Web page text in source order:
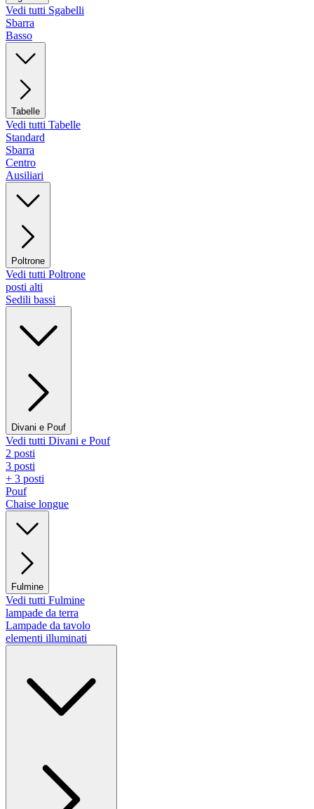
Vedi tutti Sgabelli
Sbarra
Basso
Tabelle
Vedi tutti Tabelle
Standard
Sbarra
Centro
Ausiliari
Poltrone
Vedi tutti Poltrone
posti alti
Sedili bassi
Divani e Pouf
Vedi tutti Divani e Pouf
2 posti
3 posti
+ 3 posti
Pouf
Chaise longue
Fulmine
Vedi tutti Fulmine
lampade da terra
Lampade da tavolo
elementi illuminati